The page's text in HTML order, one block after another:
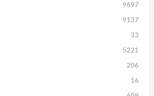
9697
9137
33
5221
206
16